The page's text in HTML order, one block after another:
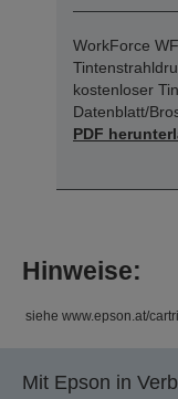
WorkForce
kostenloser
Datenblatt/
PDF
Hinweise:
siehe www.epson.at/
Mit Epson in